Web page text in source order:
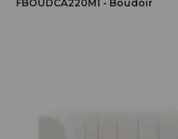
FBOUDCA220M1 - Boudoir